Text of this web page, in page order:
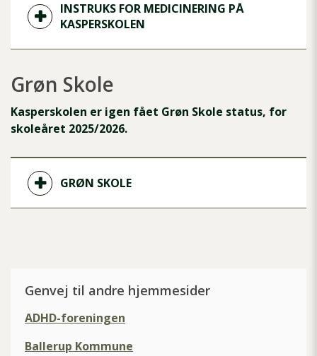
INSTRUKS FOR MEDICINERING PÅ
KASPERSKOLEN
Grøn Skole
Kasperskolen er igen fået Grøn Skole status, for
skoleåret 2025/2026.
GRØN SKOLE
Genvej til andre hjemmesider
ADHD-foreningen
Ballerup Kommune